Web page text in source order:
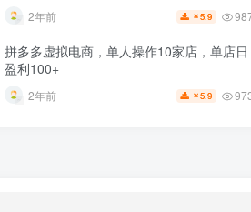
2年前 ￥5.9
拼多多虚拟电商，单人操作10家店，单店日
盈利100+
2年前 ￥5.9